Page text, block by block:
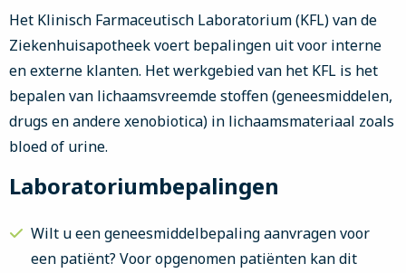
Het Klinisch Farmaceutisch Laboratorium (KFL) van de
Ziekenhuisapotheek voert bepalingen uit voor interne
en externe klanten. Het werkgebied van het KFL is het
bepalen van lichaamsvreemde stoffen (geneesmiddelen,
drugs en andere xenobiotica) in lichaamsmateriaal zoals
bloed of urine.
Laboratoriumbepalingen
Wilt u een geneesmiddelbepaling aanvragen voor
een patiënt? Voor opgenomen patiënten kan dit